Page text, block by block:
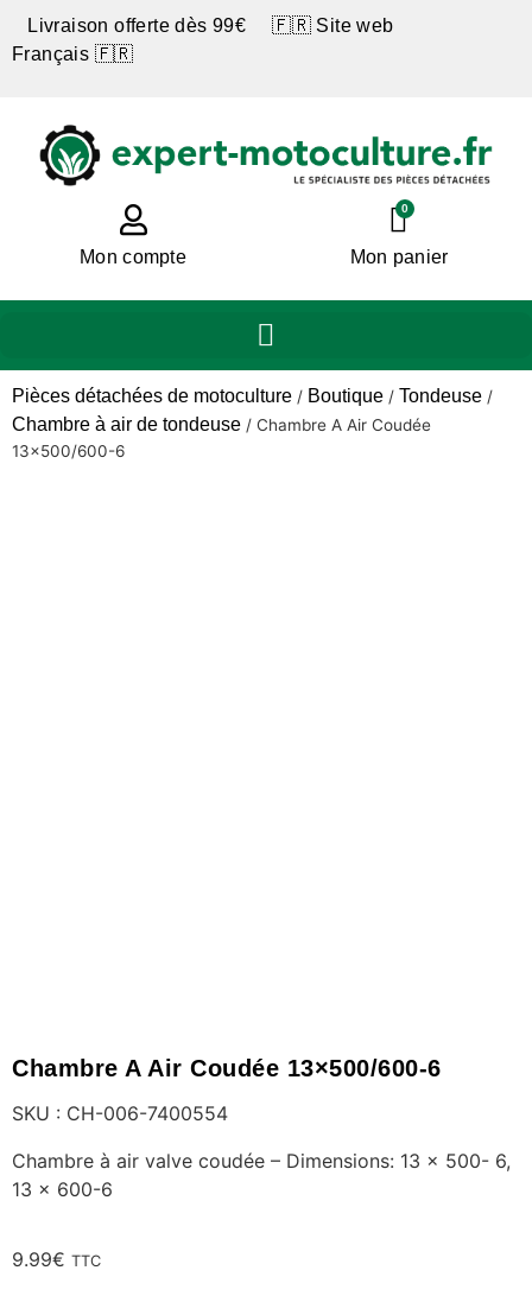
Livraison offerte dès 99€ 🇫🇷 Site web
Français 🇫🇷
Mon compte
0
Mon panier
Pièces détachées de motoculture / Boutique / Tondeuse /
Chambre à air de tondeuse / Chambre A Air Coudée
13×500/600-6
Chambre A Air Coudée 13×500/600-6
SKU : CH-006-7400554
Chambre à air valve coudée – Dimensions: 13 x 500- 6,
13 x 600-6
9.99€ TTC